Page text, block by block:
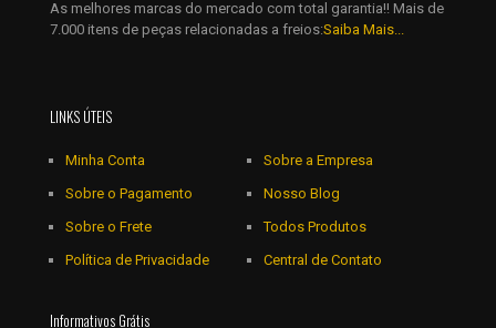
As melhores marcas do mercado com total garantia!! Mais de
7.000 itens de peças relacionadas a freios:Saiba Mais...
LINKS ÚTEIS
Minha Conta
Sobre o Pagamento
Sobre o Frete
Política de Privacidade
Sobre a Empresa
Nosso Blog
Todos Produtos
Central de Contato
Informativos Grátis